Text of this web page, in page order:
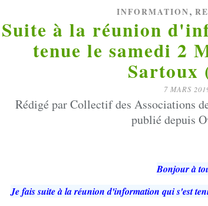
INFORMATION,
Suite à la réunion
tenue le samedi 2
Sartoux
7 MARS
Rédigé par Collectif des Associations
publié depuis
Bonjour à
Je fais suite à la réunion d'information qui s'est